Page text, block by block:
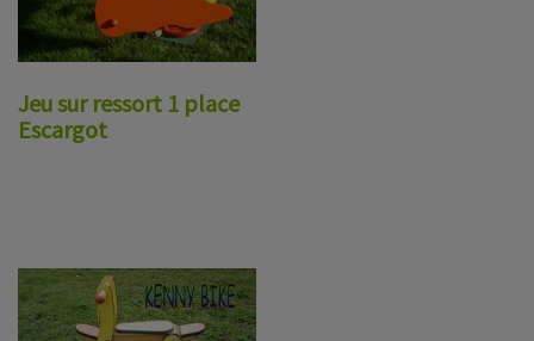
Jeu sur ressort 1 place
Escargot